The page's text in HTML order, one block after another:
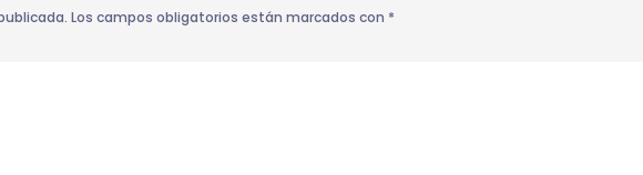
Los campos obligatorios están marcados con *